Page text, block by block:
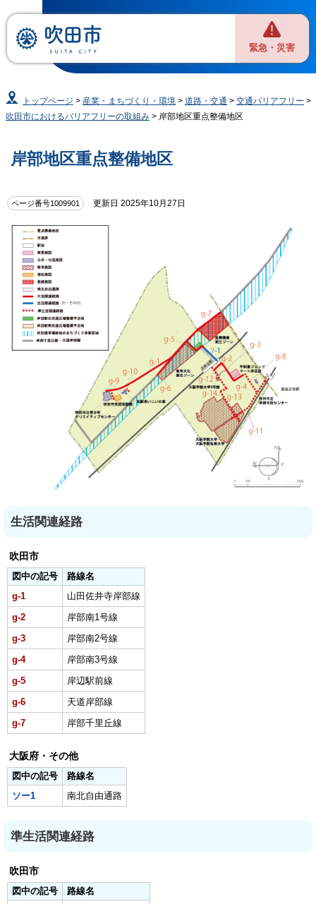
緊急・災害
トップページ > 産業・まちづくり・環境 >道路・交通 >交通バリアフリー >
吹田市におけるバリアフリーの取組み > 岸部地区重点整備地区
岸部地区重点整備地区
ページ番号1009901 更新日 2025年10月27日
生活関連経路
吹田市
図中の記号
路線名
g-1
山田佐井寺岸部線
g-2
岸部南1号線
g-3
岸部南2号線
g-4
岸部南3号線
g-5
岸辺駅前線
g-6
天道岸部線
g-7
岸部千里丘線
大阪府・その他
図中の記号
路線名
ソー1
南北自由通路
準生活関連経路
吹田市
図中の記号
路線名